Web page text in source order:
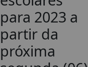
para 2023 a
partir da
próxima